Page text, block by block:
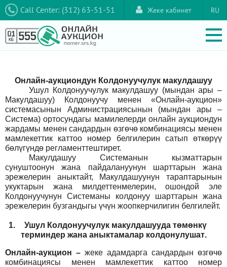
Call Center: (312) 63-51-51 RU
Жеке кабинет
Онлайн-аукциондун Колдонуучулук макулдашуу
Ушул Колдонуучулук макулдашуу (мындан ары –
Макулдашуу) Колдонуучу менен «Онлайн-аукцион»
системасынын Администрациясынын (мындан ары –
Система) ортосундагы мамилелерди онлайн аукциондун
жардамы менен сандардын өзгөчө комбинациясы менен
мамлекеттик каттоо номер белгилерин сатып өткөрүү
бөлүгүндө регламенттештирет.
Макулдашуу Системанын кызматтарын
сунуштоонун жана пайдалануунун шарттарын жана
эрежелерин аныктайт, Макулдашуунун тараптарынын
укуктарын жана милдеттенмелерин, ошондой эле
Колдонуучунун Системаны колдонуу шарттарын жана
эрежелерин бузгандыгы үчүн жоопкерчилигин белгилейт.
1.
Ушул Колдонуучулук макулдашууда төмөнкү
терминдер жана аныктамалар колдонулушат.
Онлайн-аукцион – жеке адамдарга сандардын өзгөчө
комбинациясы менен мамлекеттик каттоо номер